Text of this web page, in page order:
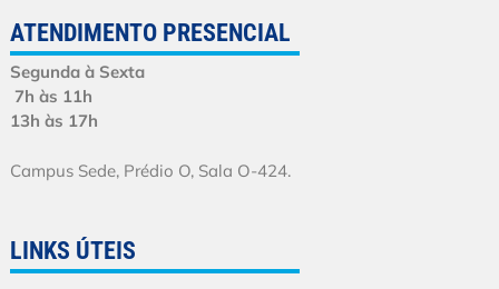
ATENDIMENTO PRESENCIAL
Segunda à Sexta
7h às 11h
13h às 17h
Campus Sede, Prédio O, Sala O-424.
LINKS ÚTEIS